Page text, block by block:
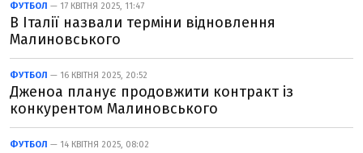
ФУТБОЛ — 17 КВІТНЯ 2025, 11:47
В Італії назвали терміни відновлення
Малиновського
ФУТБОЛ — 16 КВІТНЯ 2025, 20:52
Дженоа планує продовжити контракт із
конкурентом Малиновського
ФУТБОЛ — 14 КВІТНЯ 2025, 08:02